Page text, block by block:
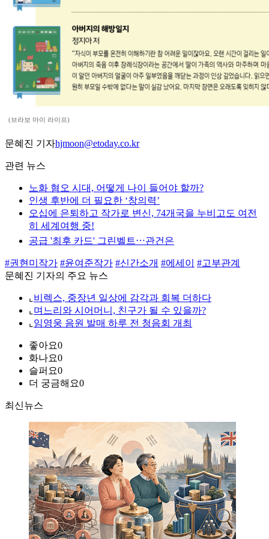
(브라보 마이 라이프)
문혜진 기자hjmoon@etoday.co.kr
관련 뉴스
노화 혐오 시대, 어떻게 나이 들어야 할까?
인생 후반에 더 필요한 ‘창의력’
오십에 은퇴하고 작가로 변신, 74개국을 누비고도 여전
히 세계여행 중!
공급 '최후 카드' 그린벨트⋯관건은
#권현미작가 #윤여준작가 #신간소개 #에세이
#고부관계
문혜진 기자의 주요 뉴스
⌞ 비렉스, 중장년 일상에 감각과 회복 더하다
⌞ 며느리와 시어머니, 친구가 될 수 있을까?
⌞ 임영웅 음원 발매 하루 전 청음회 개최
좋아요0
화나요0
슬퍼요0
더 궁금해요0
최신뉴스